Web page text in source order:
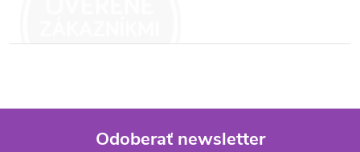
Odoberať newsletter